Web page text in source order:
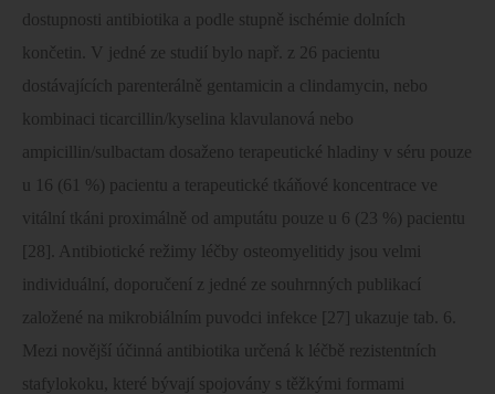
dostupnosti antibiotika a podle stupně ischémie dolních
končetin. V jedné ze studií bylo např. z 26 pacientu
dostávajících parenterálně gentamicin a clindamycin, nebo
kombinaci ticarcillin/kyselina klavulanová nebo
ampicillin/sulbactam dosaženo terapeutické hladiny v séru pouze
u 16 (61 %) pacientu a terapeutické tkáňové koncentrace ve
vitální tkáni proximálně od amputátu pouze u 6 (23 %) pacientu
[28]. Antibiotické režimy léčby osteomyelitidy jsou velmi
individuální, doporučení z jedné ze souhrnných publikací
založené na mikrobiálním puvodci infekce [27] ukazuje tab. 6.
Mezi novější účinná antibiotika určená k léčbě rezistentních
stafylokoku, které bývají spojovány s těžkými formami